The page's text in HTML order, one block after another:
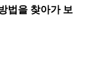
법을 찾아가 보